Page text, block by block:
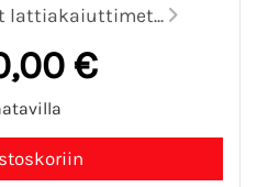
lattiakaiuttimet...
€